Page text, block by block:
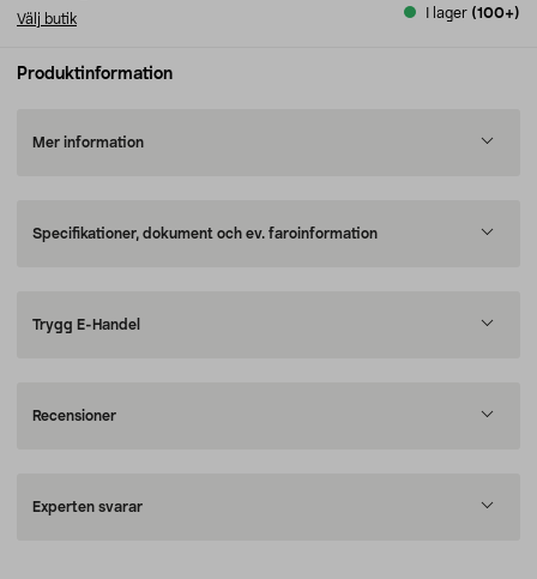
Välj butik I lager (100+)
Produktinformation
Mer information
Specifikationer, dokument och ev. faroinformation
Trygg E-Handel
Recensioner
Experten svarar